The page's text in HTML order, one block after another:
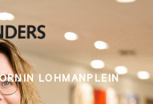
LOHMANPLEIN